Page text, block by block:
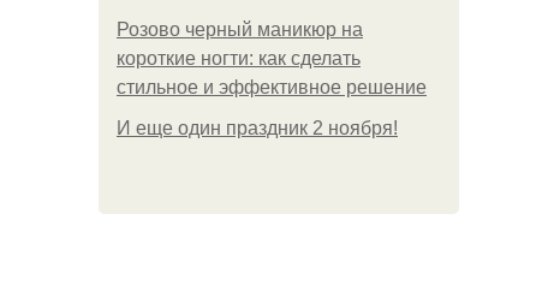
Розово черный маникюр на
короткие ногти: как сделать
стильное и эффективное решение
И еще один праздник 2 ноября!